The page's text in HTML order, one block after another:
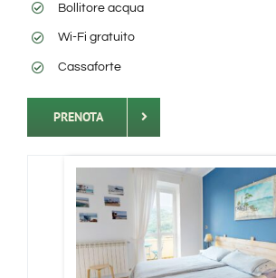
Bollitore acqua
Wi-Fi gratuito
Cassaforte
PRENOTA